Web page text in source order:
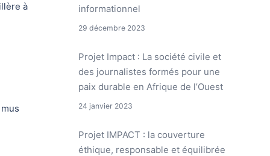
à
informationnel
29 décembre 2023
Projet Impact : La société civile et
des journalistes formés pour une
paix durable en Afrique de l’Ouest
24 janvier 2023
Projet IMPACT : la couverture
éthique, responsable et équilibrée